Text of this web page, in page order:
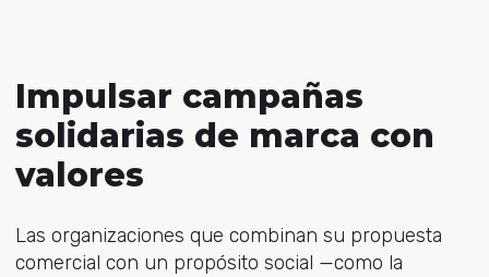
Impulsar campañas
solidarias de marca con
valores
Las organizaciones que combinan su propuesta
comercial con un propósito social —como la